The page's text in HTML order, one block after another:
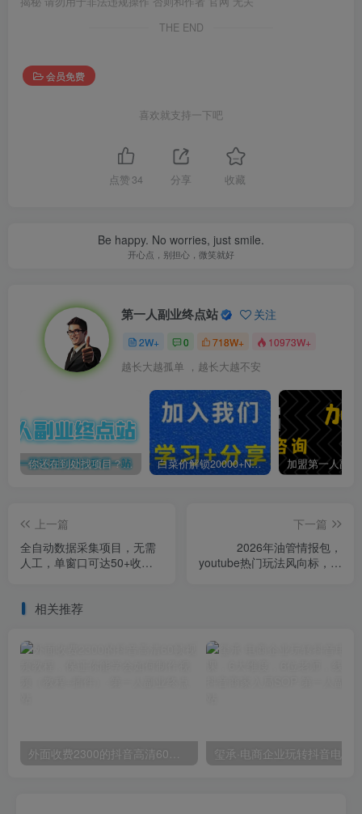
THE END
会员免费
喜欢就支持一下吧
点赞 34 分享 收藏
Be happy. No worries, just smile.
开心点，别担心，微笑就好
第一人副业终点站 关注
2W+ 0 718W+ 10973W+
越长大越孤单 ，越长大越不安
你还在到处找项目？还在当韭菜？我靠卖项目一个月收入5万+，曾经我也是个失败者。 白菜价解锁20000+N个赚钱机会，加入第一人副业终点站会员，全站资源免费学习。
上一篇
全自动数据采集项目，无需
人工，单窗口可达50+收
秘】
下一篇
2026年油管情报包，
youtube热门玩法风向标，助
相关推荐
外面收费2300的抖音高清60帧视频教程，保证你能学会如何制作视频（教程+插件）